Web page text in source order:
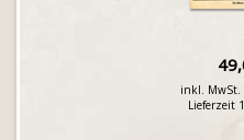
inkl. MwSt.
Lieferzeit